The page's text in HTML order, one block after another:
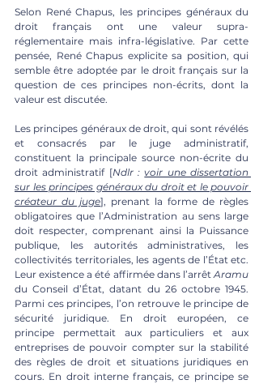
Selon René Chapus, les principes généraux du
droit français ont une valeur supra-
réglementaire mais infra-législative. Par cette
pensée, René Chapus explicite sa position, qui
semble être adoptée par le droit français sur la
question de ces principes non-écrits, dont la
valeur est discutée.
Les principes généraux de droit, qui sont révélés
et consacrés par le juge administratif,
constituent la principale source non-écrite du
droit administratif [Ndlr : voir une dissertation
sur les principes généraux du droit et le pouvoir
créateur du juge], prenant la forme de règles
obligatoires que l’Administration au sens large
doit respecter, comprenant ainsi la Puissance
publique, les autorités administratives, les
collectivités territoriales, les agents de l’État etc.
Leur existence a été affirmée dans l’arrêt Aramu
du Conseil d’État, datant du 26 octobre 1945.
Parmi ces principes, l’on retrouve le principe de
sécurité juridique. En droit européen, ce
principe permettait aux particuliers et aux
entreprises de pouvoir compter sur la stabilité
des règles de droit et situations juridiques en
cours. En droit interne français, ce principe se